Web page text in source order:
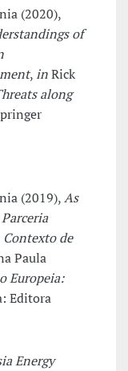
(2020),
of
,inRick
along
(2019),As
de
Paula
Europeia:
Editora
Energy